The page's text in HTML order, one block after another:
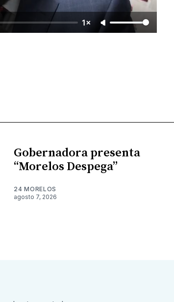
1×
Gobernadora presenta
“Morelos Despega”
24 MORELOS
agosto 7, 2026